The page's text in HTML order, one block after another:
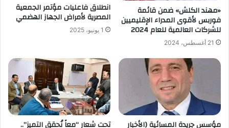
«مهند الكلش» ضمن قائمة
فوربس لأقوى المدراء الإقليميين
للشركات العالمية للعام 2024
21 أغسطس، 2024
انطلاق فاعليات مؤتمر الجمعية
المصرية لأمراض الجهاز الهضمي
1 يونيو، 2025
مؤسس جريدة المسائية (الأخبار تحت شعار “معاً نُحقق التميز”..